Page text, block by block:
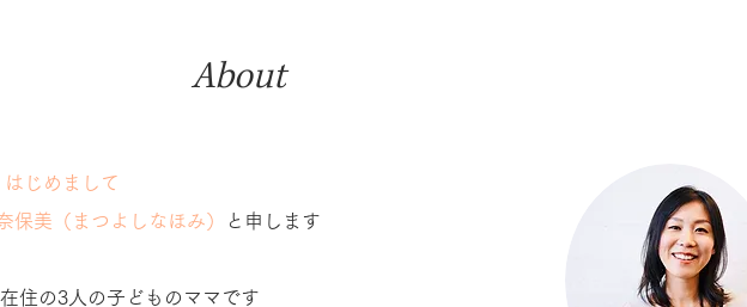
About
はじめまして
保美（まつよしなほみ）
と申します
住の3人の子どものママです